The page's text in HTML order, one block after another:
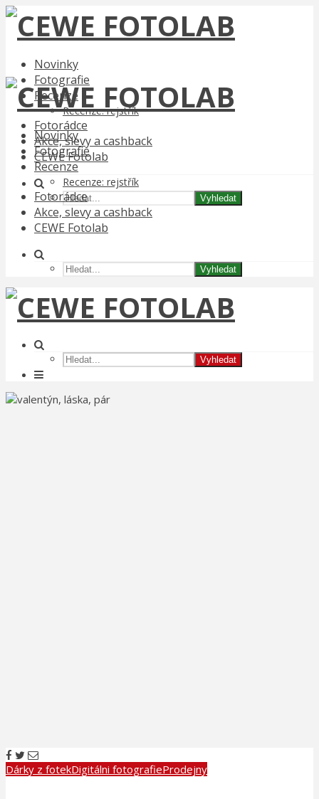
Novinky
Fotografie
Recenze
Recenze: rejstřík
Fotorádce
Akce, slevy a cashback
CEWE Fotolab
Vyhledat
Novinky
Fotografie
Recenze
Recenze: rejstřík
Fotorádce
Akce, slevy a cashback
CEWE Fotolab
Vyhledat
Vyhledat
Dárky z fotekDigitálni fotografieProdejny